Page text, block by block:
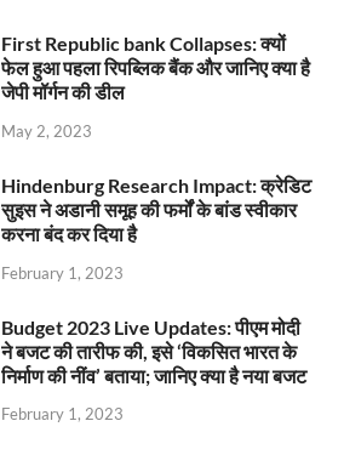
First Republic bank Collapses: क्यों
फेल हुआ पहला रिपब्लिक बैंक और जानिए क्या है
जेपी मॉर्गन की डील
May 2, 2023
Hindenburg Research Impact: क्रेडिट
सुइस ने अडानी समूह की फर्मों के बांड स्वीकार
करना बंद कर दिया है
February 1, 2023
Budget 2023 Live Updates: पीएम मोदी
ने बजट की तारीफ की, इसे ‘विकसित भारत के
निर्माण की नींव’ बताया; जानिए क्या है नया बजट
February 1, 2023